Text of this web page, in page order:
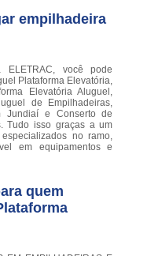
empilhadeira
você pode
Plataforma Elevatória,
Elevatória Aluguel,
de Empilhadeiras,
Jundiaí e Conserto de
Tudo isso graças a um
no ramo,
em equipamentos e
quem